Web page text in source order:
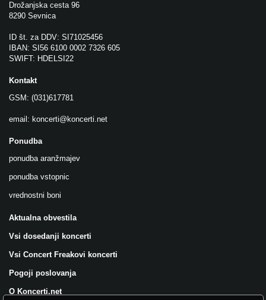
Drožanjska cesta 96
8290 Sevnica
ID št. za DDV: SI71025456
IBAN: SI56 6100 0002 7326 605
SWIFT: HDELSI22
Kontakt
GSM: (031)617781
email: koncerti@koncerti.net
Ponudba
ponudba aranžmajev
ponudba vstopnic
vrednostni boni
Aktualna obvestila
Vsi dosedanji koncerti
Vsi Concert Freakovi koncerti
Pogoji poslovanja
O Koncerti.net